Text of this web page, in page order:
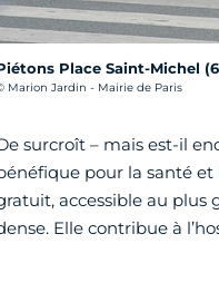
Place Saint-Michel
photo :
Marion Jardin - Mairie de Paris
surcroît – mais est-il
pour la santé et
accessible au plus
Elle contribue à